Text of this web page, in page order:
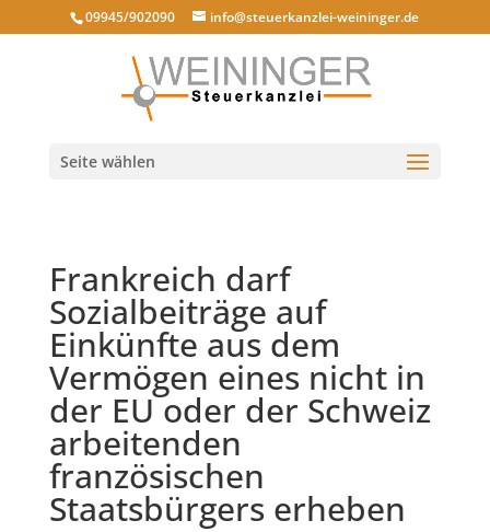
09945/902090 info@steuerkanzlei-weininger.de
Seite wählen
Frankreich darf
Sozialbeiträge auf
Einkünfte aus dem
Vermögen eines nicht in
der EU oder der Schweiz
arbeitenden
französischen
Staatsbürgers erheben